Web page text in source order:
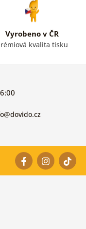
Vyrobeno v ČR
kvalita tisku